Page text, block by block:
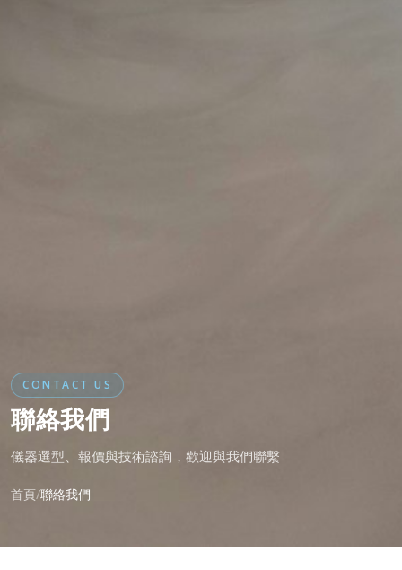
CONTACT US
聯絡我們
儀器選型、報價與技術諮詢，歡迎與我們聯繫
首頁 聯絡我們